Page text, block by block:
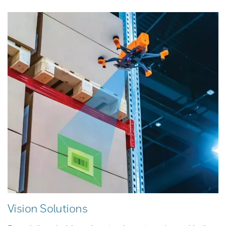
Vision Solutions